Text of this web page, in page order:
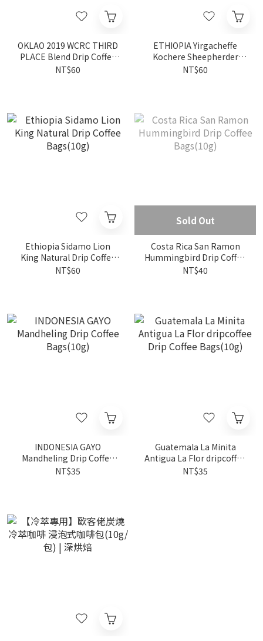
OKLAO 2019 WCRC THIRD
PLACE Blend Drip Coffee
Bags(10g)
NT$60
ETHIOPIA Yirgacheffe
Kochere Sheepherder
Natural G1 Drip CoffeeNT$60
Ethiopia Sidamo Lion
King Natural Drip Coffee
Bags(10g)
NT$60
Sold Out
Costa Rica San Ramon
Hummingbird Drip Coffee
Bags(10g)
NT$40
INDONESIA GAYO
Mandheling Drip Coffee
Bags(10g)
NT$35
Guatemala La Minita
Antigua La Flor dripcoffee
Drip Coffee Bags(10g)
NT$35